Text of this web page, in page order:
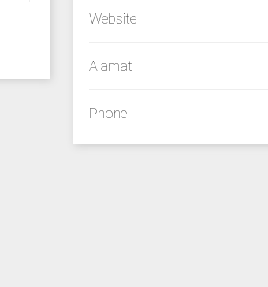
Website
Alamat
Phone